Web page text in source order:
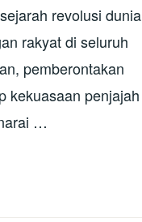
revolusi dunia
rakyat di seluruh
pemberontakan
kekuasaan penjajah
…